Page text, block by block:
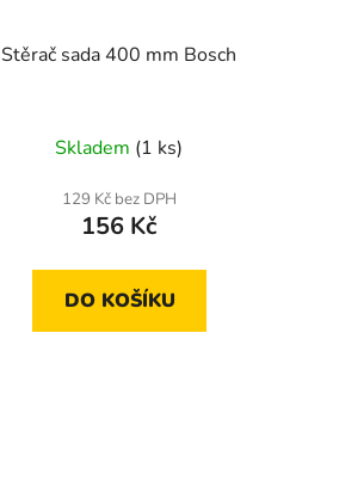
Stěrač sada 400 mm Bosch
Skladem (1 ks)
129 Kč bez DPH
156 Kč
DO KOŠÍKU